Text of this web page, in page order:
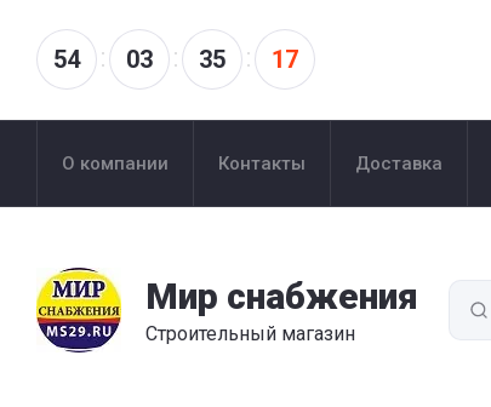
54 03 35 17
О компании Контакты Доставка
Мир снабжения
Строительный магазин